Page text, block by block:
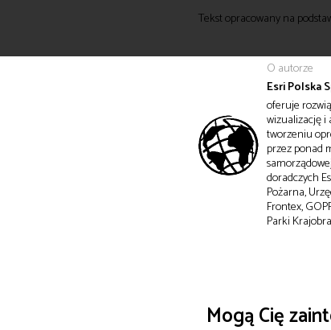
Tekst opracowany na
O autorze
Esri Polska
oferuje
wizualizację i
tworzeniu
przez ponad
doradczych
Pożarna,
Frontex,
Parki
Mogą Cię